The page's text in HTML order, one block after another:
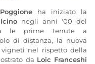
ha iniziato la
negli anni '00 del
le prime tenute a
di distanza, la nuova
nel rispetto della
da Loic Franceshi